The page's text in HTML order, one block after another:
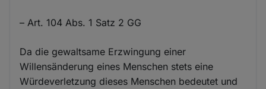
– Art. 104 Abs. 1 Satz 2 GG
Da die gewaltsame Erzwingung einer
Willensänderung eines Menschen stets eine
Würdeverletzung dieses Menschen bedeutet und